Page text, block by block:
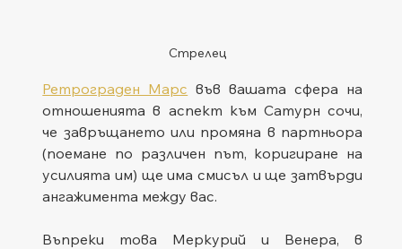
Стрелец
Ретрограден Марс във вашата сфера на
отношенията в аспект към Сатурн сочи,
че завръщането или промяна в партньора
(поемане по различен път, коригиране на
усилията им) ще има смисъл и ще затвърди
ангажимента между вас.
Въпреки това Меркурий и Венера, в